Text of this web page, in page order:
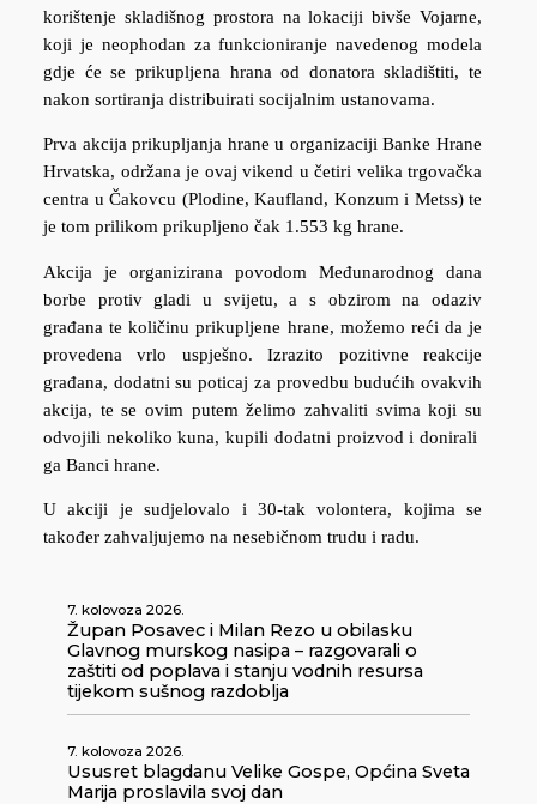
korištenje skladišnog prostora na lokaciji bivše Vojarne,
koji je neophodan za funkcioniranje navedenog modela
gdje će se prikupljena hrana od donatora skladištiti, te
nakon sortiranja distribuirati socijalnim ustanovama.
Prva akcija prikupljanja hrane u organizaciji Banke Hrane
Hrvatska, održana je ovaj vikend u četiri velika trgovačka
centra u Čakovcu (Plodine, Kaufland, Konzum i Metss) te
je tom prilikom prikupljeno čak 1.553 kg hrane.
Akcija je organizirana povodom Međunarodnog dana
borbe protiv gladi u svijetu, a s obzirom na odaziv
građana te količinu prikupljene hrane, možemo reći da je
provedena vrlo uspješno. Izrazito pozitivne reakcije
građana, dodatni su poticaj za provedbu budućih ovakvih
akcija, te se ovim putem želimo zahvaliti svima koji su
odvojili nekoliko kuna, kupili dodatni proizvod i donirali
ga Banci hrane.
U akciji je sudjelovalo i 30-tak volontera, kojima se
također zahvaljujemo na nesebičnom trudu i radu.
7. kolovoza 2026.
Župan Posavec i Milan Rezo u obilasku
Glavnog murskog nasipa – razgovarali o
zaštiti od poplava i stanju vodnih resursa
tijekom sušnog razdoblja
7. kolovoza 2026.
Ususret blagdanu Velike Gospe, Općina Sveta
Marija proslavila svoj dan